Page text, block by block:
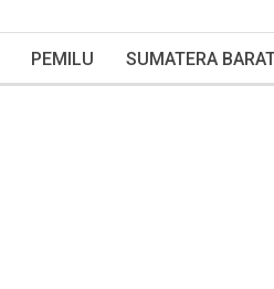
PEMILU SUMATERA